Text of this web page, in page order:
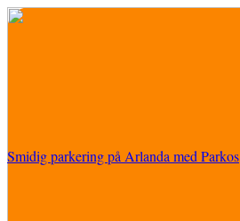
Smidig parkering på Arlanda med Parkos